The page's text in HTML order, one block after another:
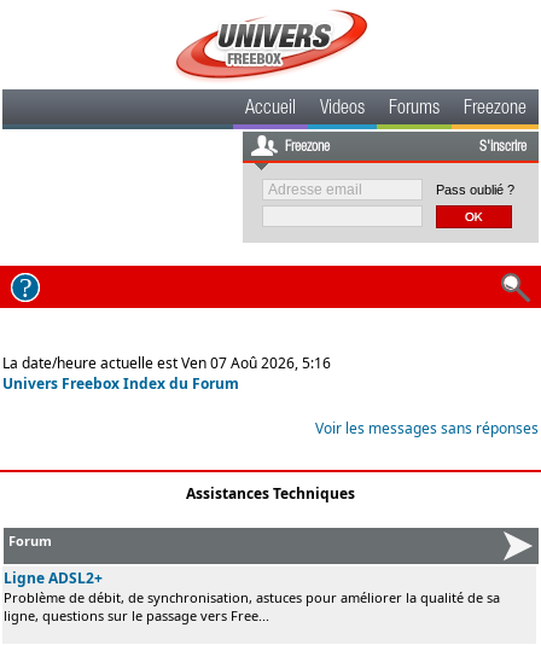
Accueil Videos Forums Freezone
Freezone S'inscrire
Pass oublié ?
La date/heure actuelle est Ven 07 Aoû 2026, 5:16
Univers Freebox Index du Forum
Voir les messages sans réponses
Assistances Techniques
Forum
Ligne ADSL2+
Problème de débit, de synchronisation, astuces pour améliorer la qualité de sa
ligne, questions sur le passage vers Free...